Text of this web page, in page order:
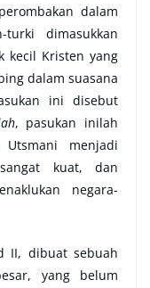
dalam
turki dimasukkan
kecil Kristen yang
dalam suasana
ini disebut
, pasukan inilah
menjadi
kuat, dan
negara-
II, dibuat sebuah
yang belum